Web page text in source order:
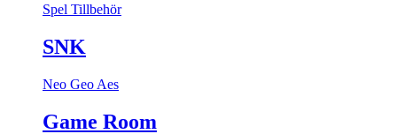
Spel Tillbehör
SNK
Neo Geo Aes
Game Room